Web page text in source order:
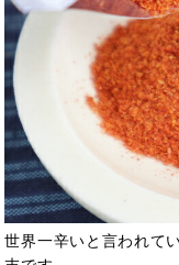
世界一辛いと言われて